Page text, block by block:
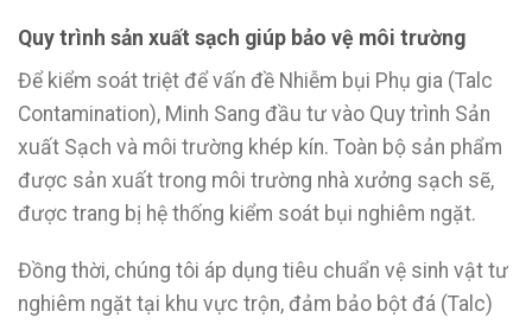
Quy trình sản xuất sạch giúp bảo vệ môi trường
Để kiểm soát triệt để vấn đề Nhiễm bụi Phụ gia (Talc
Contamination), Minh Sang đầu tư vào Quy trình Sản
xuất Sạch và môi trường khép kín. Toàn bộ sản phẩm
được sản xuất trong môi trường nhà xưởng sạch sẽ,
được trang bị hệ thống kiểm soát bụi nghiêm ngặt.
Đồng thời, chúng tôi áp dụng tiêu chuẩn vệ sinh vật tư
nghiêm ngặt tại khu vực trộn, đảm bảo bột đá (Talc)